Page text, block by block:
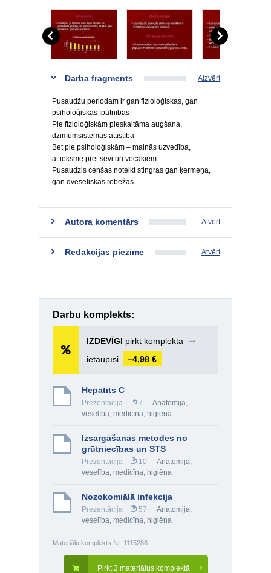
Darba fragments Aizvērt
Pusaudžu periodam ir gan fizioloģiskas, gan
psiholoģiskas īpatnības
Pie fizioloģiskām pieskaitāma augšana,
dzimumsistēmas attīstība
Bet pie psiholoģiskām – mainās uzvedība,
attieksme pret sevi un vecākiem
Pusaudzis cenšas noteikt stingras gan ķermeņa,
gan dvēseliskās robežas…
Autora komentārs Atvērt
Redakcijas piezīme Atvērt
Darbu komplekts:
IZDEVĪGI pirkt komplektā
➞
ietaupīsi
−4,98 €
Hepatīts C
Prezentācija 7
Anatomija,
veselība, medicīna, higiēna
Izsargāšanās metodes no
grūtniecības un STS
Prezentācija 10
Anatomija,
veselība, medicīna, higiēna
Nozokomiālā infekcija
Prezentācija 57
Anatomija,
veselība, medicīna, higiēna
Materiālu komplekts Nr. 1115288
Pirkt 3 materiālus komplektā